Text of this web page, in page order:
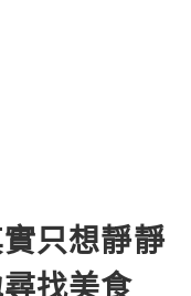
實只想靜靜
找美食